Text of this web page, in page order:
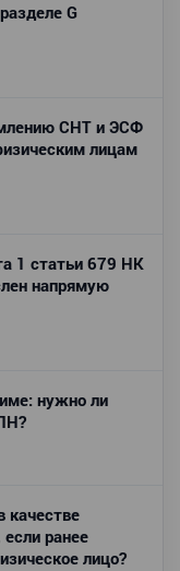
G
СНТ и ЭСФ
лицам
1 статьи 679 НК
напрямую
нужно ли
качестве
ранее
лицо?